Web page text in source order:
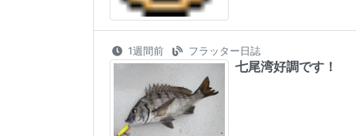
1週間前 フラッター日誌
七尾湾好調です！